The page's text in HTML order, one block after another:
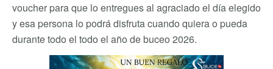
voucher para que lo entregues al agraciado el día elegido
y esa persona lo podrá disfruta cuando quiera o pueda
durante todo el todo el año de buceo 2026.